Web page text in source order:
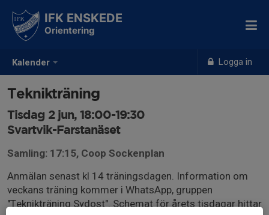
Kalender Logga in
IFK ENSKEDE
Orientering
Teknikträning
Tisdag 2 jun, 18:00-19:30
Svartvik-Farstanäset
Samling: 17:15, Coop Sockenplan
Anmälan senast kl 14 träningsdagen. Information om
veckans träning kommer i WhatsApp, gruppen
"Teknikträning Sydost". Schemat för årets tisdagar hittar